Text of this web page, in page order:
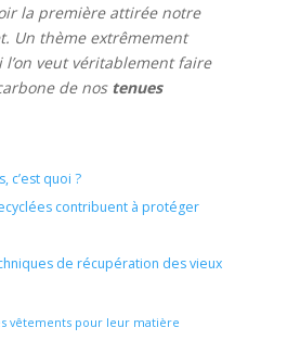
la première attirée notre
Un thème extrêmement
veut véritablement faire
de nos tenues
c’est quoi ?
contribuent à protéger
de récupération des vieux
vêtements pour leur matière